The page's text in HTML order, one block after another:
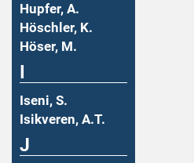
Hupfer, A.
Höschler, K.
Höser, M.
Iseni, S.
Isikveren, A.T.
J